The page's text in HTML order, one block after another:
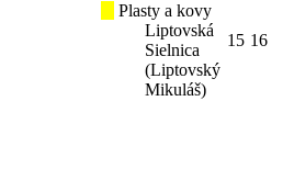
Plasty a kovy
Liptovská
Sielnica
(Liptovský
Mikuláš)
15 16